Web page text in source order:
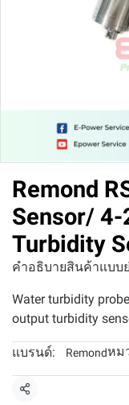
Remond
Sensor/
Turbidity
คำอธิบายสินค้าแบบ
Water turbidity
output turbidity
แบรนด์: Remondหม
แชร์